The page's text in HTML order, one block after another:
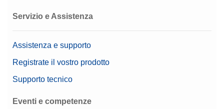
Servizio e Assistenza
Assistenza e supporto
Registrate il vostro prodotto
Supporto tecnico
Eventi e competenze